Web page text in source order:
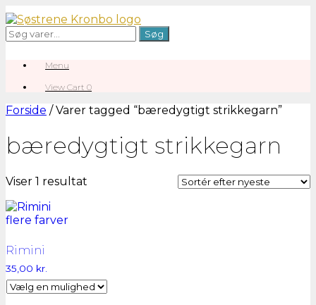
Gå
til
indhold
Søg
efter:
Søg
Menu
View
cart
View Cart 0
Forside / Varer tagged “bæredygtigt strikkegarn”
bæredygtigt strikkegarn
Viser 1 resultat
Rimini
35,00 kr.